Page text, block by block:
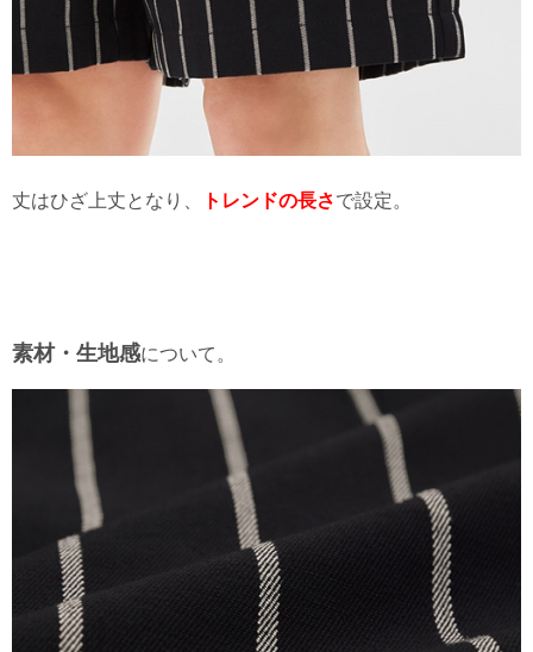
丈はひざ上丈となり、 トレンドの長さで設定。
素材・生地感について。